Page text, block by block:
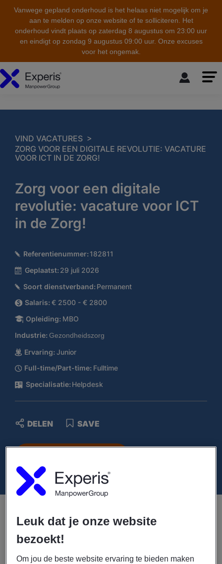
Vanwege gepland onderhoud is het helaas niet mogelijk om je
aan te melden op onze website of te solliciteren. Het
onderhoud vindt plaats op zaterdag 8 augustus om 23:00 uur
en eindigt op zondag 9 augustus 09:00 uur. Onze excuses
voor het ongemak.
skip to the main content
VIND VACATURES >
ZORG VOOR EEN DIGITALE REVOLUTIE: VACATURE
VOOR ICT IN DE ZORG!
Zorg voor een digitale
revolutie: vacature voor ICT
in de Zorg!
Referentienummer: 182811
Geplaatst: 29 juli 2026
Soort dienstverband: Permanent
Salaris: € 2500 - € 2800
Opleiding: MBO
Industrie: Gezondheidszorg
Ervaring: Junior
Full-time/Part-time: Fulltime
Specialisatie: Helpdesk
SAVE
DELEN
de wens om een waardevolle bijdrage te leveren aan
de gezondheidszorg in Nederland? Dan is dit jouw
uitnodiging om in actie te komen!
Leuk dat je onze website
bezoekt!
Om jou de beste website ervaring te bieden maken